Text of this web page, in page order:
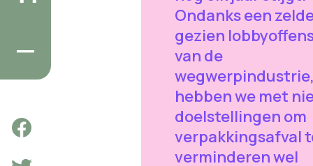
Ondanks een
gezien
van de
wegwerpindustrie,
hebben we met
doelstellingen om
verpakkingsafval
verminderen wel